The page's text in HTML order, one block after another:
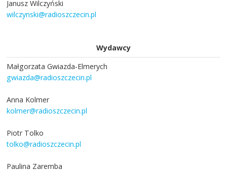
Janusz Wilczyński
wilczynski@radioszczecin.pl
Wydawcy
Małgorzata Gwiazda-Elmerych
gwiazda@radioszczecin.pl
Anna Kolmer
kolmer@radioszczecin.pl
Piotr Tolko
tolko@radioszczecin.pl
Paulina Zaremba